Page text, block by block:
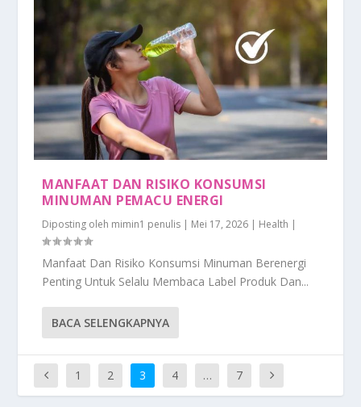
MANFAAT DAN RISIKO KONSUMSI
MINUMAN PEMACU ENERGI
Diposting oleh mimin1 penulis | Mei 17, 2026 | Health |
Manfaat Dan Risiko Konsumsi Minuman Berenergi
Penting Untuk Selalu Membaca Label Produk Dan...
BACA SELENGKAPNYA
1 2 3 4 … 7